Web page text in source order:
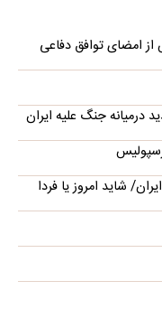
امضای توافق دفاعی
درمیانه جنگ علیه ایران
شاید امروز یا فردا